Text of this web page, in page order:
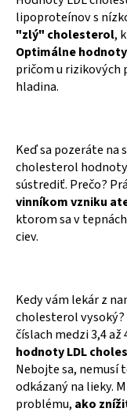
lipoproteínov s
"zlý" cholesterol,
Optimálne hodnoty
pričom u rizikových
hladina.
Keď sa pozeráte na
cholesterol hodnoty
sústrediť. Prečo?
vinníkom vzniku
ktorom sa v
ciev.
Kedy vám lekár z
cholesterol
číslach medzi 3,4
hodnoty LDL
Nebojte sa, nemusí
odkázaný na lieky.
problému, ako